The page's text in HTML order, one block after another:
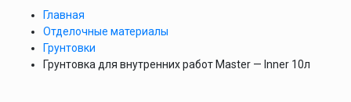
Главная
Отделочные материалы
Грунтовки
Грунтовка для внутренних работ Master — Inner 10л